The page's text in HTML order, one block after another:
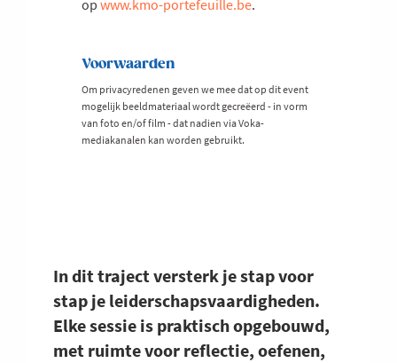
In dit traject versterk je stap voor
stap je leiderschapsvaardigheden.
Elke sessie is praktisch opgebouwd,
met ruimte voor reflectie, oefenen,
op www.kmo-portefeuille.be.
Voorwaarden
Om privacyredenen geven we mee dat op dit event
mogelijk beeldmateriaal wordt gecreëerd - in vorm
van foto en/of film - dat nadien via Voka-
mediakanalen kan worden gebruikt.